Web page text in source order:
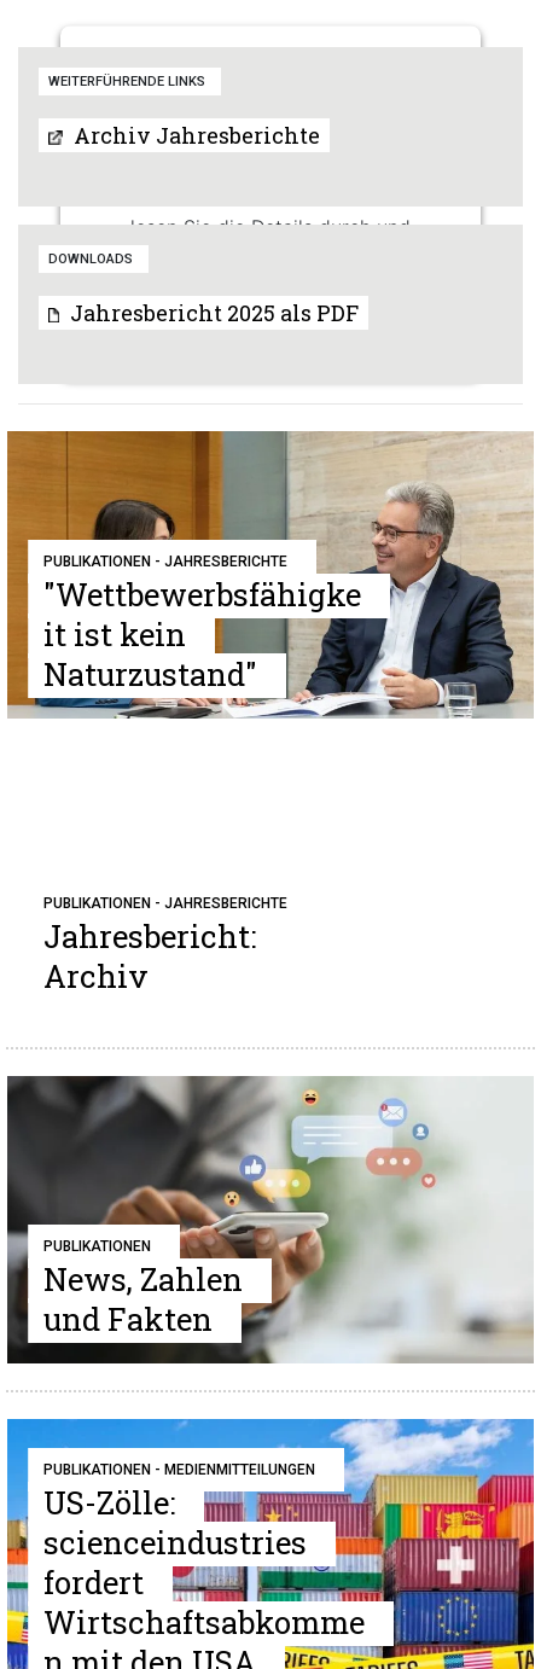
Wir benötigen Ihre Zustimmung, um
den Issuu-Service zu laden!
Wir verwenden Issuu, um Inhalte
lesen Sie die Details durch und
stimmen Sie der Nutzung des Service
Usercentrics Consent
WEITERFÜHRENDE LINKS
Archiv Jahresberichte
DOWNLOADS
Jahresbericht 2025 als PDF
PUBLIKATIONEN - JAHRESBERICHTE
"Wettbewerbsfähigke
it ist kein
Naturzustand"
PUBLIKATIONEN - JAHRESBERICHTE
Jahresbericht:
Archiv
PUBLIKATIONEN
News, Zahlen
und Fakten
PUBLIKATIONEN - MEDIENMITTEILUNGEN
US-Zölle:
scienceindustries
fordert
Wirtschaftsabkomme